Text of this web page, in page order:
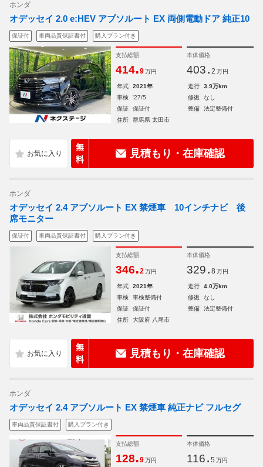
ホンダ
オデッセイ 2.0 e:HEV アブソルート EX 両側電動ドア 純正10
保証付 車両品質保証書付 購入プラン付き
支払総額
414.9 万円
本体価格
403. 2 万円
年式 2021年 走行
3.9万km
車検
'27/5 修復
なし
保証
保証付 整備
法定整備付
住所
群馬県 太田市
無
料
見積もり・在庫確認
ホンダ
オデッセイ 2.4 アブソルート EX 禁煙車 10インチナビ 後
席モニター
保証付 車両品質保証書付 購入プラン付き
支払総額
346.2 万円
本体価格
329. 8 万円
年式 2021年 走行
4.0万km
車検
車検整備付 修復
なし
保証
保証付 整備
法定整備付
住所
大阪府 八尾市
無
料
見積もり・在庫確認
ホンダ
オデッセイ 2.4 アブソルート EX 禁煙車 純正ナビ フルセグ
車両品質保証書付 購入プラン付き
支払総額
128.9 万円
本体価格
116. 5 万円